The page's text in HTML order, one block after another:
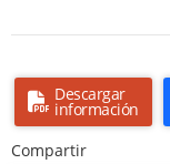
Descargar
información
Compartir